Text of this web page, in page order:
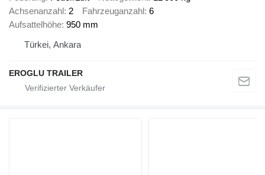
Achsenanzahl 2 Fahrzeuganzahl 6
Aufsattelhöhe 950 mm
Türkei, Ankara
EROGLU TRAILER